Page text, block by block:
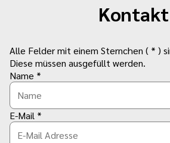
Kontakt
Alle Felder mit einem Sternchen ( * )
Diese müssen ausgefüllt werden.
Name *
E-Mail *